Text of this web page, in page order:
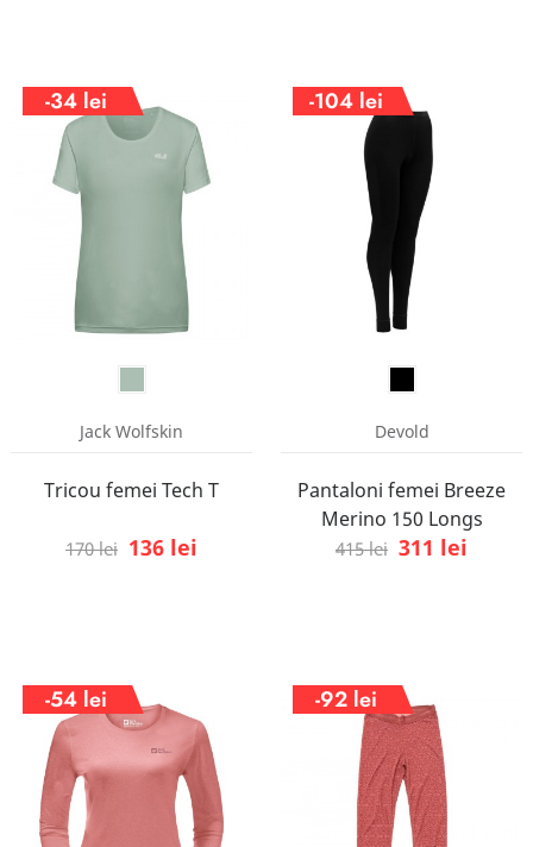
-34 lei
Jack Wolfskin
Tricou femei Tech T
170 lei 136 lei
-104 lei
Devold
Pantaloni femei Breeze
Merino 150 Longs
415 lei 311 lei
-54 lei -92 lei